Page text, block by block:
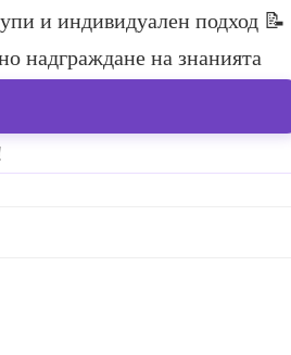
и индивидуален подход 📝
надграждане на знанията